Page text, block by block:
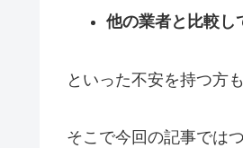
他の業者と比較し
といった不安を持つ方
そこで今回の記事では